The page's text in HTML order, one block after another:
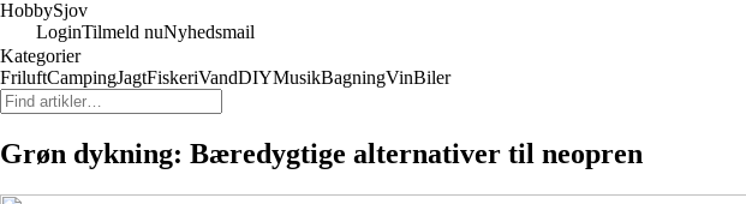
HobbySjov
LoginTilmeld nuNyhedsmail
Kategorier
FriluftCampingJagtFiskeriVandDIYMusikBagningVinBiler
Grøn dykning: Bæredygtige alternativer til neopren